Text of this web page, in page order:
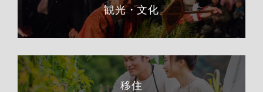
観光・文化
移住